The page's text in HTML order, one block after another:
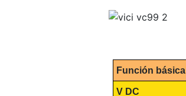
Función básica
V DC